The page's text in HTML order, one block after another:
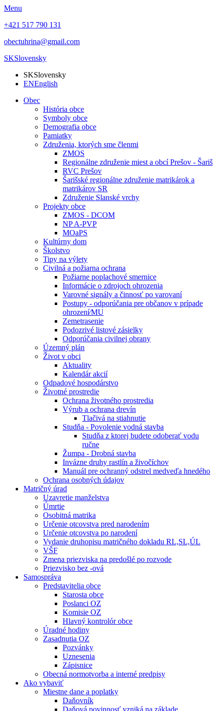
Menu
+421 517 790 131
obectuhrina@gmail.com
SKSlovensky
SKSlovensky
ENEnglish
Obec
História obce
Symboly obce
Demografia obce
Pamiatky
Združenia, ktorých sme členmi
ZMOS
Regionálne združenie miest a obcí Prešov - Šariš
RVC Prešov
Šarišské regionálne združenie matrikárok a
matrikárov SR
Združenie Slanské vrchy
Projekty obce
ZMOS - DCOM
NP A-PVP
MOaPS
Kultúrny dom
Školstvo
Tipy na výlety
Civilná a požiarna ochrana
Požiarne poplachové smernice
Informácie o zdrojoch ohrozenia
Varovné signály a činnosť po varovaní
Postupy - odporúčania pre občanov v prípade
ohrození⁄MU
Zemetrasenie
Podozrivé listové zásielky
Odporúčania civilnej obrany
Územný plán
Život v obci
Aktuality
Kalendár akcií
Odpadové hospodárstvo
Životné prostredie
Ochrana životného prostredia
Výrub a ochrana drevín
Tlačivá na stiahnutie
Studňa - Povolenie vodná stavba
Studňa z ktorej budete odoberať vodu
ručne
Žumpa - Drobná stavba
Invázne druhy rastlín a živočíchov
Manuál pre ochranný odstrel medveďa hnedého
Ochrana osobných údajov
Matričný úrad
Uzavretie manželstva
Úmrtie
Osobitná matrika
Určenie otcovstva pred narodením
Určenie otcovstva po narodení
Vydanie druhopisu matričného dokladu RL,SL,ÚL
VŠF
Zmena priezviska na predošlé po rozvode
Priezvisko bez -ová
Samospráva
Predstavitelia obce
Starosta obce
Poslanci OZ
Komisie OZ
Hlavný kontrolór obce
Úradné hodiny
Zasadnutia OZ
Pozvánky
Uznesenia
Zápisnice
Obecná normotvorba a interné predpisy
Ako vybaviť
Miestne dane a poplatky
Daňovník
Daňová povinnosť vzniká na základe